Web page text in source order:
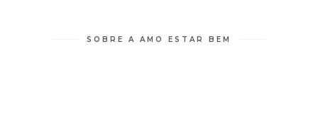
SOBRE A AMO ESTAR BEM